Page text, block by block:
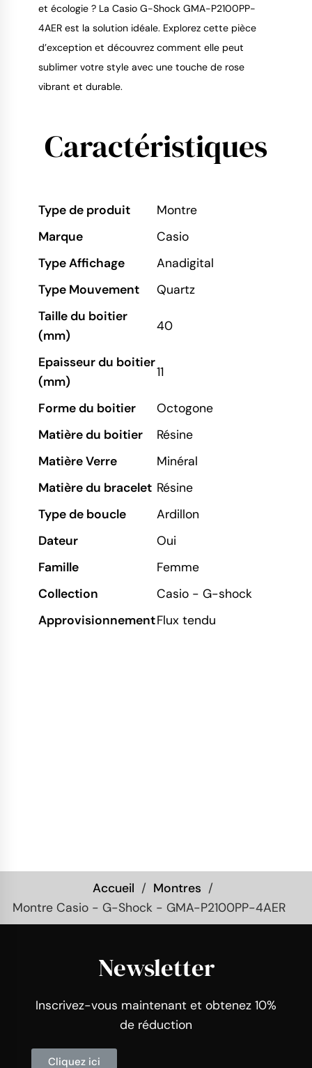
et écologie ? La Casio G-Shock GMA-P2100PP-
4AER est la solution idéale. Explorez cette pièce
d’exception et découvrez comment elle peut
sublimer votre style avec une touche de rose
vibrant et durable.
Caractéristiques
Type de produit
Montre
Marque
Casio
Type Affichage
Anadigital
Type Mouvement
Quartz
Taille du boitier
(mm)
40
Epaisseur du boitier
(mm)
11
Forme du boitier
Octogone
Matière du boitier
Résine
Matière Verre
Minéral
Matière du bracelet Résine
Type de boucle
Ardillon
Dateur
Oui
Famille
Femme
Collection
Casio - G-shock
ApprovisionnementFlux tendu
Accueil
Montres
Montre Casio - G-Shock - GMA-P2100PP-4AER
Newsletter
Inscrivez-vous maintenant et obtenez 10%
de réduction
Cliquez ici